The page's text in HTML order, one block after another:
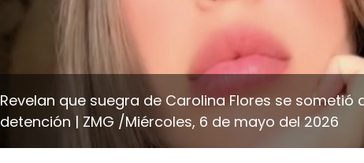
Revelan que suegra de Carolina Flores se
detención
ZMG /Miércoles, 6 de mayo del 2026